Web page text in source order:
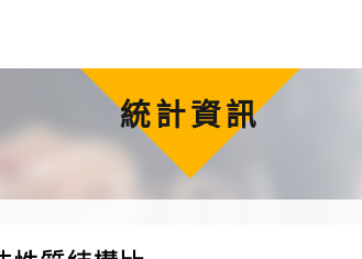
統計資訊